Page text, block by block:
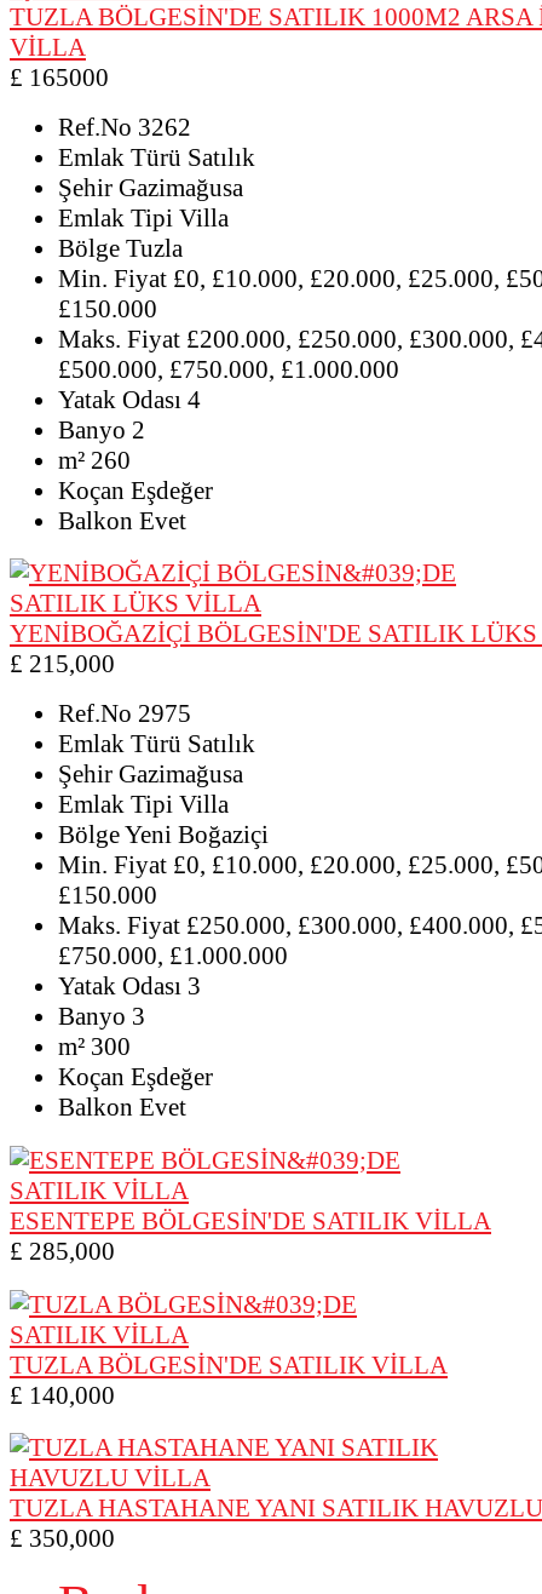
TUZLA BÖLGESİN'DE SATILIK 1000M2 ARSA
VİLLA
£ 165000
Ref.No 3262
Emlak Türü Satılık
Şehir Gazimağusa
Emlak Tipi Villa
Bölge Tuzla
Min. Fiyat £0, £10.000, £20.000, £25.000,
£150.000
Maks. Fiyat £200.000, £250.000, £300.000,
£500.000, £750.000, £1.000.000
Yatak Odası 4
Banyo 2
m² 260
Koçan Eşdeğer
Balkon Evet
YENİBOĞAZİÇİ BÖLGESİN'DE SATILIK
£ 215,000
Ref.No 2975
Emlak Türü Satılık
Şehir Gazimağusa
Emlak Tipi Villa
BölgeYeni Boğaziçi
Min. Fiyat £0, £10.000, £20.000, £25.000,
£150.000
Maks. Fiyat £250.000, £300.000, £400.000,
£750.000, £1.000.000
Yatak Odası 3
Banyo 3
m² 300
Koçan Eşdeğer
Balkon Evet
ESENTEPE BÖLGESİN'DE SATILIK VİLLA
£ 285,000
TUZLA BÖLGESİN'DE SATILIK VİLLA
£ 140,000
TUZLA HASTAHANE YANI SATILIK
£ 350,000